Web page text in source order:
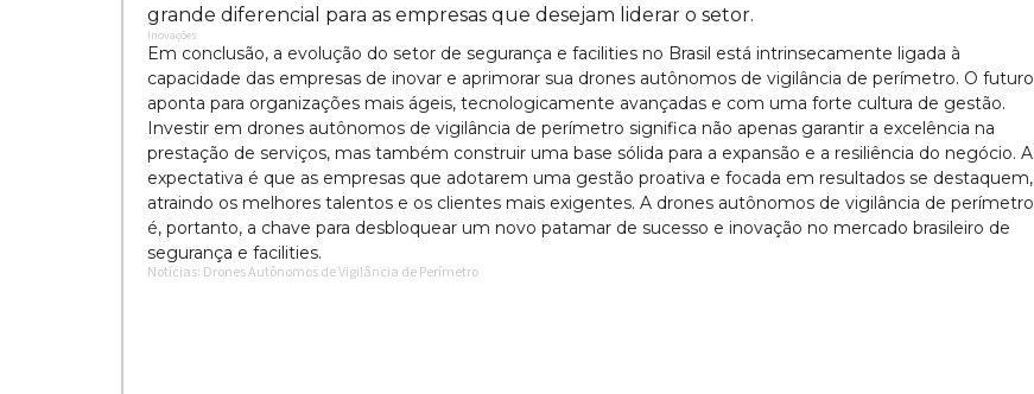
grande diferencial para as empresas que desejam liderar o setor.
Inovações
Em conclusão, a evolução do setor de segurança e facilities no Brasil está intrinsecamente ligada à
capacidade das empresas de inovar e aprimorar sua drones autônomos de vigilância de perímetro. O futuro
aponta para organizações mais ágeis, tecnologicamente avançadas e com uma forte cultura de gestão.
Investir em drones autônomos de vigilância de perímetro significa não apenas garantir a excelência na
prestação de serviços, mas também construir uma base sólida para a expansão e a resiliência do negócio. A
expectativa é que as empresas que adotarem uma gestão proativa e focada em resultados se destaquem,
atraindo os melhores talentos e os clientes mais exigentes. A drones autônomos de vigilância de perímetro
é, portanto, a chave para desbloquear um novo patamar de sucesso e inovação no mercado brasileiro de
segurança e facilities.
Notícias: Drones Autônomos de Vigilância de Perímetro